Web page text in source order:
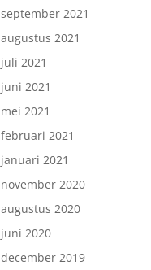
september 2021
augustus 2021
juli 2021
juni 2021
mei 2021
februari 2021
januari 2021
november 2020
augustus 2020
juni 2020
december 2019